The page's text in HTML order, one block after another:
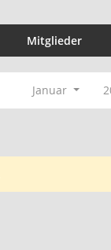
Mitglieder
Januar